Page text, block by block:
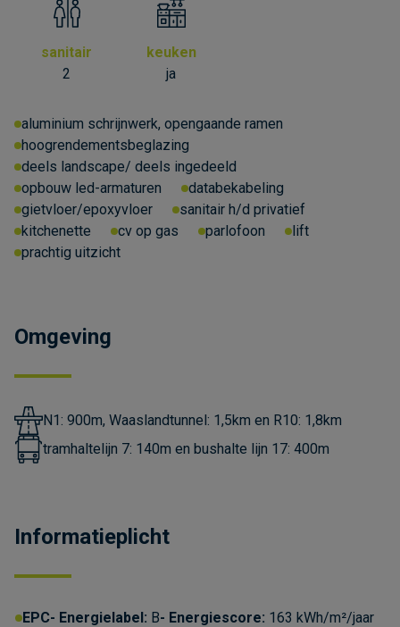
sanitair
2
keuken
ja
aluminium schrijnwerk, opengaande ramen
hoogrendementsbeglazing
deels landscape/ deels ingedeeld
opbouw led-armaturen
databekabeling
gietvloer/epoxyvloer
sanitair h/d privatief
kitchenette
cv op gas parlofoon
lift
prachtig uitzicht
Omgeving
N1: 900m, Waaslandtunnel: 1,5km en R10: 1,8km
tramhaltelijn 7: 140m en bushalte lijn 17: 400m
Informatieplicht
EPC Energielabel: B Energiescore: 163 kWh/m²/jaar